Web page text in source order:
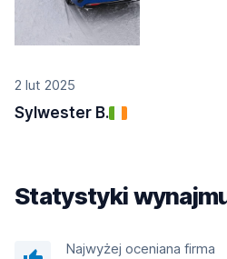
2 lut 2025
Sylwester B.
Statystyki
Najwyżej oceniana firma